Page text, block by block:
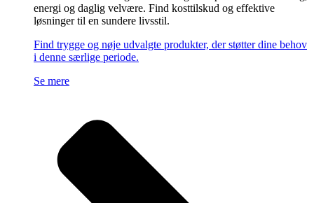
energi og daglig velvære. Find kosttilskud og effektive
løsninger til en sundere livsstil.
Find trygge og nøje udvalgte produkter, der støtter dine behov
i denne særlige periode.
Se mere